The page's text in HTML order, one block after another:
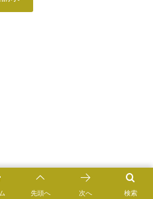
検索
先頭へ 次へ